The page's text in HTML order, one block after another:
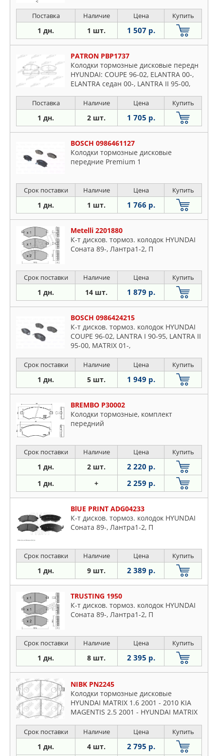
Поставка Наличие Цена Купить
1 дн. 1 шт. 1 507 р.
PATRON PBP1737
Колодки тормозные дисковые передн
HYUNDAI: COUPE 96-02, ELANTRA 00-,
ELANTRA седан 00-, LANTRA II 95-00,
V 05-
Поставка Наличие Цена Купить
1 дн. 2 шт. 1 705 р.
BOSCH 0986461127
Колодки тормозные дисковые
передние Premium 1
Срок поставки Наличие Цена Купить
1 дн. 1 шт. 1 766 р.
Metelli 2201880
К-т дисков. тормоз. колодок HYUNDAI
Соната 89-, Лантра1-2, П
Срок поставки Наличие Цена Купить
1 дн. 14 шт. 1 879 р.
BOSCH 0986424215
К-т дисков. тормоз. колодок HYUNDAI
COUPE 96-02, LANTRA I 90-95, LANTRA II
95-00, MATRIX 01-,
Срок поставки Наличие Цена Купить
1 дн. 5 шт. 1 949 р.
BREMBO P30002
Колодки тормозные, комплект
передний
Срок поставки Наличие Цена Купить
1 дн. 2 шт. 2 220 р.
1 дн. + 2 259 р.
BlUE PRINT ADG04233
К-т дисков. тормоз. колодок HYUNDAI
Соната 89-, Лантра1-2, П
Срок поставки Наличие Цена Купить
1 дн. 9 шт. 2 389 р.
TRUSTING 1950
К-т дисков. тормоз. колодок HYUNDAI
Соната 89-, Лантра1-2, П
Срок поставки Наличие Цена Купить
1 дн. 8 шт. 2 395 р.
NIBK PN2245
Колодки тормозные дисковые
HYUNDAI MATRIX 1.6 2001 - 2010 KIA
MAGENTIS 2.5 2001 - HYUNDAI MATRIX
Срок поставки Наличие Цена Купить
1 дн. 4 шт. 2 795 р.